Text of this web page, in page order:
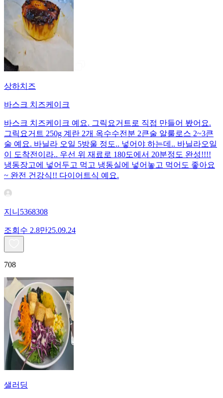
상하치즈
바스크 치즈케이크
바스크 치즈케이크 예요. 그릭요거트로 직접 만들어 봤어요.
그릭요거트 250g 계란 2개 옥수수전분 2큰술 알룰로스 2~3큰
술 예요. 바닐라 오일 5방울 정도.. 넣어야 하는데.. 바닐라오일
이 도착전이라.. 우선 위 재료로 180도에서 20분정도 완성!!!!
냉동장고에 넣어두고 먹고 냉동실에 넣어놓고 먹어도 좋아요
~ 완전 건강식!! 다이어트식 예요.
지니5368308
조회수 2.8만25.09.24
708
샐러딩